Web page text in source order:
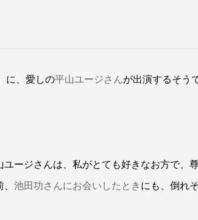
に、愛しの平山ユージさんが出演するそう
ージさんは、私がとても好きなお方で、
池田功さんにお会いしたときにも、倒れ